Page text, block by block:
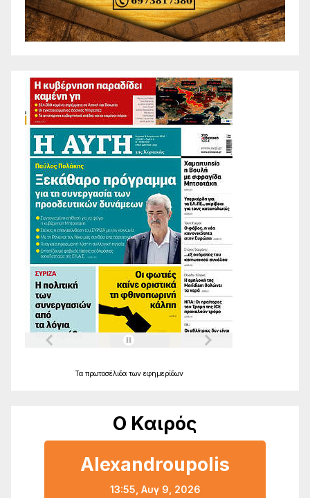
Τα πρωτοσέλιδα των εφημερίδων
Ο Καιρός
Alexandroupolis
13:55, Αυγ 9, 2026